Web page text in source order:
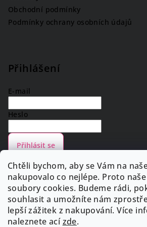
Chtěli bychom, aby se Vám na
nakupovalo co nejlépe. Proto
soubory cookies. Budeme rádi,
souhlasit a umožníte nám
lepší zážitek z nakupování. Více
nalezneteacízde.
Obchodní podmínky
Podmínky ochrany osobních údajů
Přihlášení
E-mail
Heslo
Přihlásit se
Nová registrace Zapomenuté heslo
Facebook